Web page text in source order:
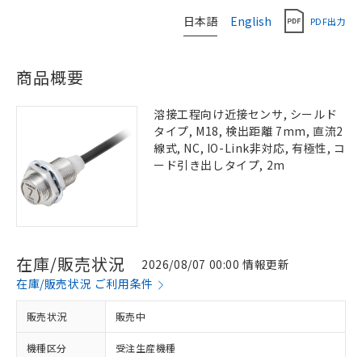
日本語 English PDF出力
商品概要
溶接工程向け近接センサ, シールド
タイプ, M18, 検出距離 7mm, 直流2
線式, NC, IO-Link非対応, 有極性, コ
ード引き出しタイプ, 2m
在庫/販売状況
2026/08/07 00:00 情報更新
在庫/販売状況 ご利用条件
販売状況 販売中
機種区分 受注生産機種